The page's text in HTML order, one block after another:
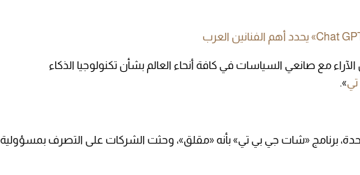
مع صانعي السياسات في كافة أنحاء العالم بشأن تكنولوجيا الذكاء
».
برنامج «شات جي بي تي» بأنه «مقلق»، وحثت الشركات على التصرف بمسؤولية